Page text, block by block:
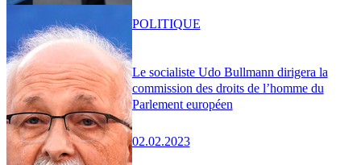
Le socialiste Udo Bullmann dirigera la
commission des droits de l’homme du
Parlement européen
02.02.2023
POLITIQUE